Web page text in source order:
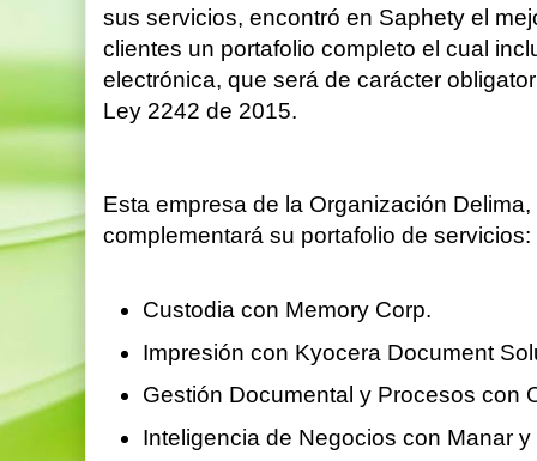
sus servicios, encontró en Saphety el
clientes un portafolio completo el cual
electrónica, que será de carácter
Ley 2242 de 2015.
Esta empresa de la Organización
complementará su portafolio de servicios:
Custodia con Memory Corp.
Impresión con Kyocera Document
Gestión Documental y Procesos con
Inteligencia de Negocios con Manar y